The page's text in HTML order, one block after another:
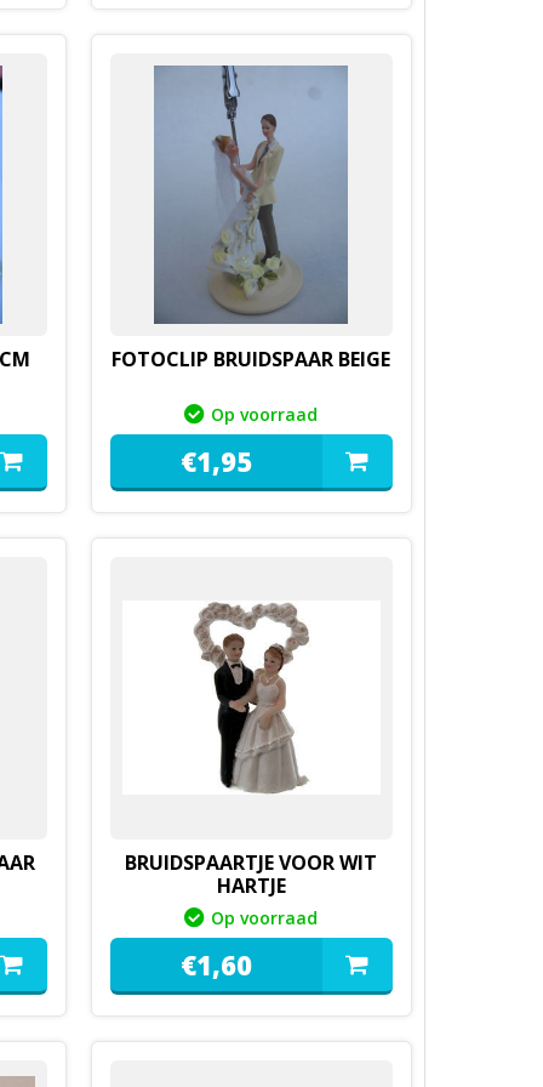
FOTOCLIP BRUIDSPAAR BEIGE
Op voorraad
€1,95
BRUIDSPAARTJE VOOR WIT
HARTJE
Op voorraad
€1,60